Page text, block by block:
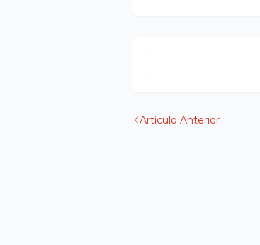
Artículo Anterior